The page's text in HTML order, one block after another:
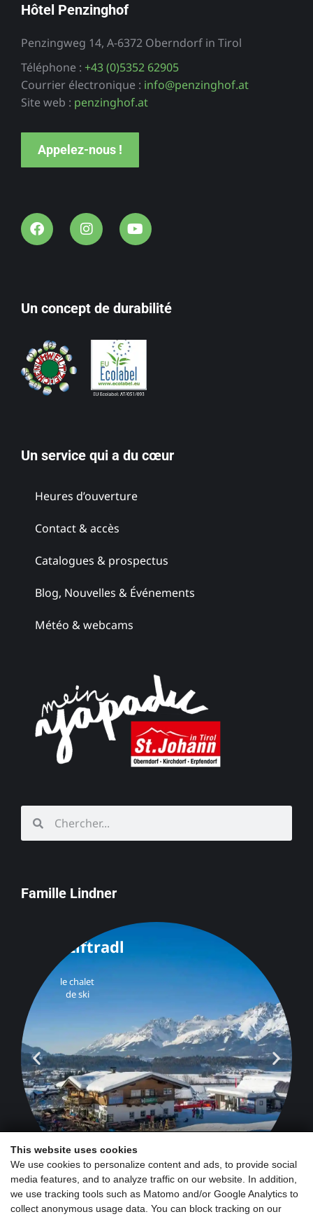
This website uses cookies
We use cookies to personalize content and ads, to provide social
media features, and to analyze traffic on our website. In addition,
we use tracking tools such as Matomo and/or Google Analytics to
collect anonymous usage data. You can block tracking on our
Hôtel Penzinghof
Penzingweg 14, A-6372 Oberndorf in Tirol
Téléphone : +43 (0)5352 62905
Courrier électronique : info@penzinghof.at
Site web : penzinghof.at
Appelez-nous !
Un concept de durabilité
Un service qui a du cœur
Heures d’ouverture
Contact & accès
Catalogues & prospectus
Blog, Nouvelles & Événements
Météo & webcams
Famille Lindner